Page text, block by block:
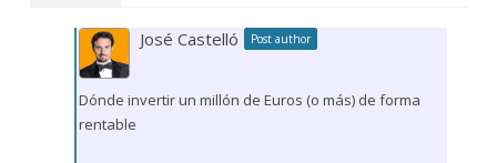
José Castelló Post author
Dónde invertir un millón de Euros (o más) de forma
rentable